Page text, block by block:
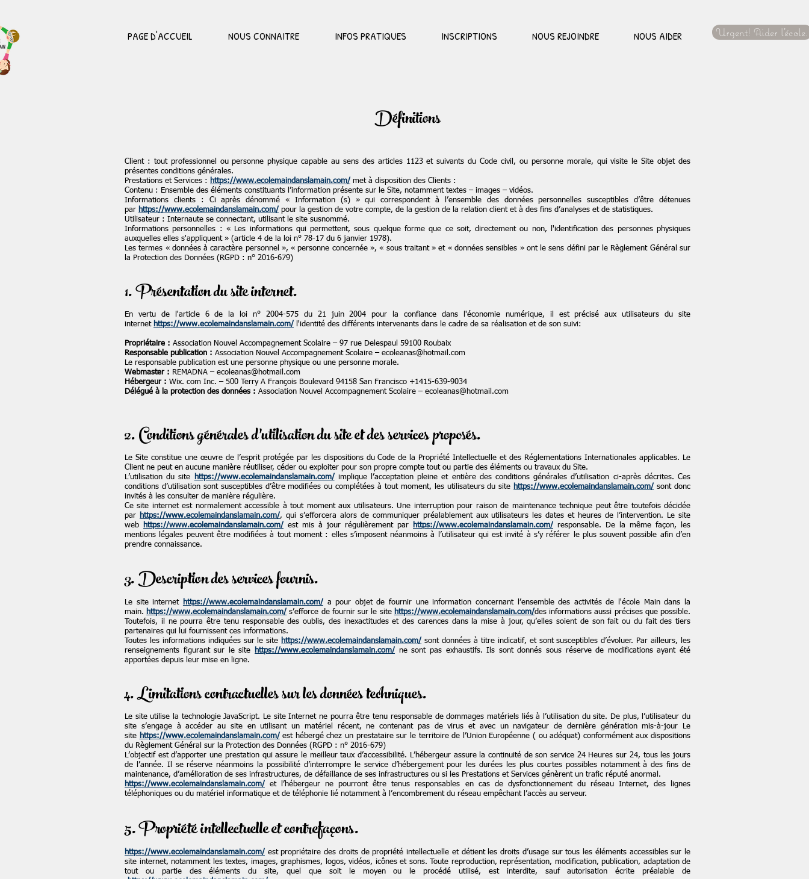
PAGE D'ACCUEIL NOUS CONNAITRE INFOS PRATIQUES INSCRIPTIONS NOUS REJOINDRE NOUS AIDER Urgent! Aider l'école.
Définitions
Client : tout professionnel ou personne physique capable au sens des articles 1123 et suivants du Code civil, ou personne morale, qui visite le Site objet des
présentes conditions générales.
Prestations et Services :
https://www.ecolemaindanslamain.com/ met à disposition des Clients :
Contenu : Ensemble des éléments constituants l’information présente sur le Site, notamment textes – images – vidéos.
Informations clients : Ci après dénommé « Information (s) » qui correspondent à l’ensemble des données personnelles susceptibles d’être détenues
par https://www.ecolemaindanslamain.com/ pour la gestion de votre compte, de la gestion de la relation client et à des fins d’analyses et de statistiques.
Utilisateur : Internaute se connectant, utilisant le site susnommé.
Informations personnelles : « Les informations qui permettent, sous quelque forme que ce soit, directement ou non, l'identification des personnes physiques
auxquelles elles s'appliquent » (article 4 de la loi n° 78-17 du 6 janvier 1978).
Les termes « données à caractère personnel », « personne concernée », « sous traitant » et « données sensibles » ont le sens défini par le Règlement Général sur
la Protection des Données (RGPD : n° 2016-679)
1. Présentation du site internet.
En vertu de l'article 6 de la loi n° 2004-575 du 21 juin 2004 pour la confiance dans l'économie numérique, il est précisé aux utilisateurs du site
internet https://www.ecolemaindanslamain.com/ l'identité des différents intervenants dans le cadre de sa réalisation et de son suivi:
Propriétaire : Association Nouvel Accompagnement Scolaire – 97 rue Delespaul 59100 Roubaix
Responsable publication : Association Nouvel Accompagnement Scolaire – ecoleanas@hotmail.com
Le responsable publication est une personne physique ou une personne morale.
Webmaster : REMADNA – ecoleanas@hotmail.com
Hébergeur : Wix. com Inc. – 500 Terry A François Boulevard 94158 San Francisco +1415-639-9034
Délégué à la protection des données : Association Nouvel Accompagnement Scolaire – ecoleanas@hotmail.com
2. Conditions générales d’utilisation du site et des services proposés.
Le Site constitue une œuvre de l’esprit protégée par les dispositions du Code de la Propriété Intellectuelle et des Réglementations Internationales applicables. Le
Client ne peut en aucune manière réutiliser, céder ou exploiter pour son propre compte tout ou partie des éléments ou travaux du Site.
L’utilisation du site
https://www.ecolemaindanslamain.com/implique l’acceptation pleine et entière des conditions générales d’utilisation ci-après décrites. Ces
conditions d’utilisation sont susceptibles d’être modifiées ou complétées à tout moment, les utilisateurs du site https://www.ecolemaindanslamain.com/ sont donc
invités à les consulter de manière régulière.
Ce site internet est normalement accessible à tout moment aux utilisateurs. Une interruption pour raison de maintenance technique peut être toutefois décidée
par
https://www.ecolemaindanslamain.com/, qui s’efforcera alors de communiquer préalablement aux utilisateurs les dates et heures de l’intervention. Le site
web
https://www.ecolemaindanslamain.com/ est mis à jour régulièrement par https://www.ecolemaindanslamain.com/ responsable. De la même façon, les
mentions légales peuvent être modifiées à tout moment : elles s’imposent néanmoins à l’utilisateur qui est invité à s’y référer le plus souvent possible afin d’en
prendre connaissance.
3. Description des services fournis.
Le site internet https://www.ecolemaindanslamain.com/a pour objet de fournir une information concernant l’ensemble des activités de l'école Main dans la
main. https://www.ecolemaindanslamain.com/ s’efforce de fournir sur le site https://www.ecolemaindanslamain.com/des informations aussi précises que possible.
Toutefois, il ne pourra être tenu responsable des oublis, des inexactitudes et des carences dans la mise à jour, qu’elles soient de son fait ou du fait des tiers
partenaires qui lui fournissent ces informations.
Toutes les informations indiquées sur le site https://www.ecolemaindanslamain.com/ sont données à titre indicatif, et sont susceptibles d’évoluer. Par ailleurs, les
renseignements figurant sur le site
https://www.ecolemaindanslamain.com/ ne sont pas exhaustifs. Ils sont donnés sous réserve de modifications ayant été
apportées depuis leur mise en ligne.
4. Limitations contractuelles sur les données techniques.
Le site utilise la technologie JavaScript. Le site Internet ne pourra être tenu responsable de dommages matériels liés à l’utilisation du site. De plus, l’utilisateur du
site s’engage à accéder au site en utilisant un matériel récent, ne contenant pas de virus et avec un navigateur de dernière génération mis-à-jour Le
site https://www.ecolemaindanslamain.com/est hébergé chez un prestataire sur le territoire de l’Union Européenne ( ou adéquat) conformément aux dispositions
du Règlement Général sur la Protection des Données (RGPD : n° 2016-679)
L’objectif est d’apporter une prestation qui assure le meilleur taux d’accessibilité. L’hébergeur assure la continuité de son service 24 Heures sur 24, tous les jours
de l’année. Il se réserve néanmoins la possibilité d’interrompre le service d’hébergement pour les durées les plus courtes possibles notamment à des fins de
maintenance, d’amélioration de ses infrastructures, de défaillance de ses infrastructures ou si les Prestations et Services génèrent un trafic réputé anormal.
https://www.ecolemaindanslamain.com/ et l’hébergeur ne pourront être tenus responsables en cas de dysfonctionnement du réseau Internet, des lignes
téléphoniques ou du matériel informatique et de téléphonie lié notamment à l’encombrement du réseau empêchant l’accès au serveur.
5. Propriété intellectuelle et contrefaçons.
https://www.ecolemaindanslamain.com/ est propriétaire des droits de propriété intellectuelle et détient les droits d’usage sur tous les éléments accessibles sur le
site internet, notamment les textes, images, graphismes, logos, vidéos, icônes et sons. Toute reproduction, représentation, modification, publication, adaptation de
tout ou partie des éléments du site, quel que soit le moyen ou le procédé utilisé, est interdite, sauf autorisation écrite préalable de